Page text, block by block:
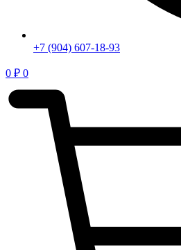
+7 (904) 607-18-93
0 ₽ 0